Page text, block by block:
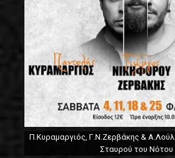
Π.Κυραμαργιός, Γ.Ν.Ζερβάκης &
Σταυρού του Νότου